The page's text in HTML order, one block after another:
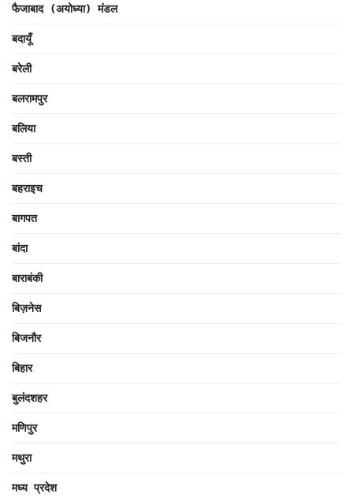
फैजाबाद (अयोध्या) मंडल
बदायूँ
बरेली
बलरामपुर
बलिया
बस्ती
बहराइच
बागपत
बांदा
बाराबंकी
बिज़नेस
बिजनौर
बिहार
बुलंदशहर
मणिपुर
मथुरा
मध्य प्रदेश